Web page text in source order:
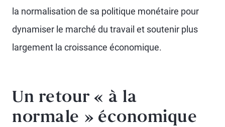
la normalisation de sa politique monétaire pour
dynamiser le marché du travail et soutenir plus
largement la croissance économique.
Un retour « à la
normale » économique